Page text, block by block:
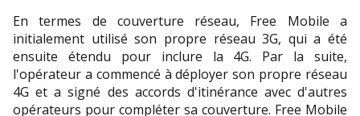
En termes de couverture réseau, Free Mobile a
initialement utilisé son propre réseau 3G, qui a été
ensuite étendu pour inclure la 4G. Par la suite,
l'opérateur a commencé à déployer son propre réseau
4G et a signé des accords d'itinérance avec d'autres
opérateurs pour compléter sa couverture. Free Mobile